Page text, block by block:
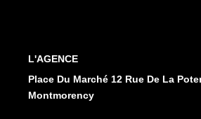
L'AGENCE
Place Du Marché 12 Rue De La
Montmorency